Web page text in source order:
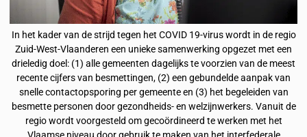
In het kader van de strijd tegen het COVID 19-virus wordt in de regio
Zuid-West-Vlaanderen een unieke samenwerking opgezet met een
drieledig doel: (1) alle gemeenten dagelijks te voorzien van de meest
recente cijfers van besmettingen, (2) een gebundelde aanpak van
snelle contactopsporing per gemeente en (3) het begeleiden van
besmette personen door gezondheids- en welzijnwerkers. Vanuit de
regio wordt voorgesteld om gecoördineerd te werken met het